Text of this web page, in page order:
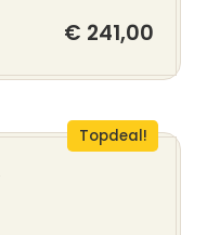
€ 241,00
Topdeal!